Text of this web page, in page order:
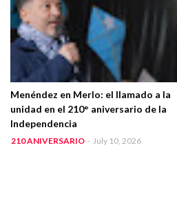
Menéndez en Merlo: el llamado a la
unidad en el 210° aniversario de la
Independencia
210 ANIVERSARIO - July 10, 2026